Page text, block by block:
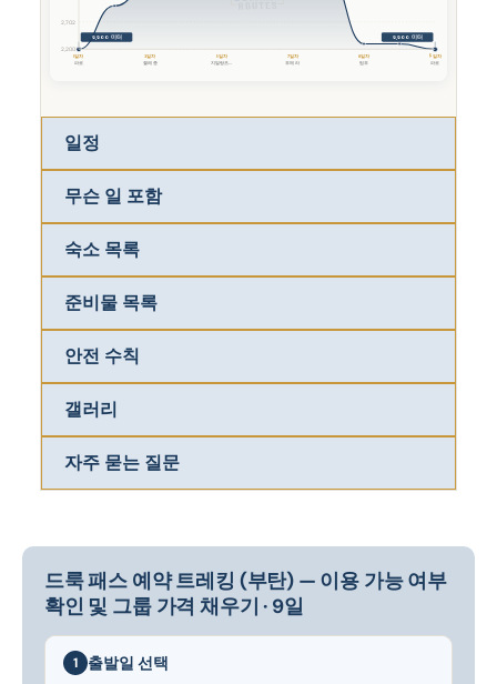
2,200
2,702
2,200 미터 2,200 미터
1일차
파로
3일차
젤레 종
5일차
지밀랑츠...
7일차
푸메 라
8일차
팀푸
9일차
파로
일정
무슨 일 포함
숙소 목록
준비물 목록
안전 수칙
갤러리
자주 묻는 질문
드룩 패스 예약 트레킹 (부탄) — 이용 가능 여부
확인 및 그룹 가격 채우기 · 9일
1 출발일 선택